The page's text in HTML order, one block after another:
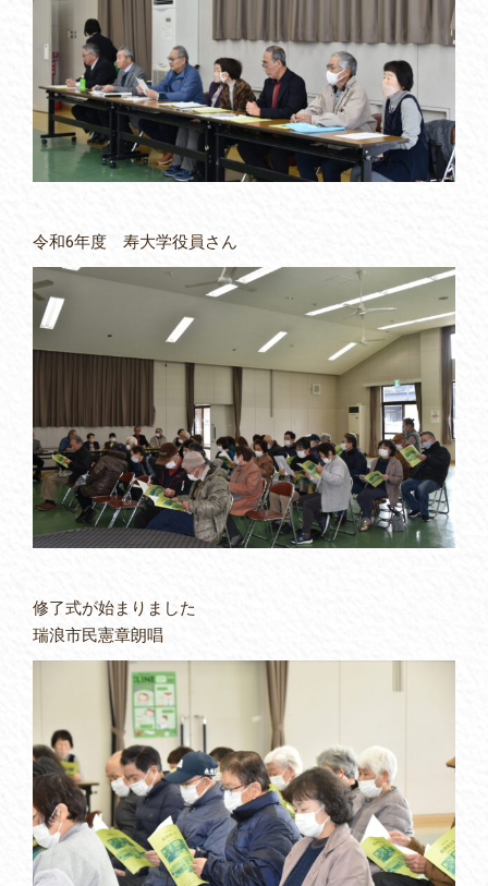
令和6年度 寿大学役員さん
修了式が始まりました
瑞浪市民憲章朗唱